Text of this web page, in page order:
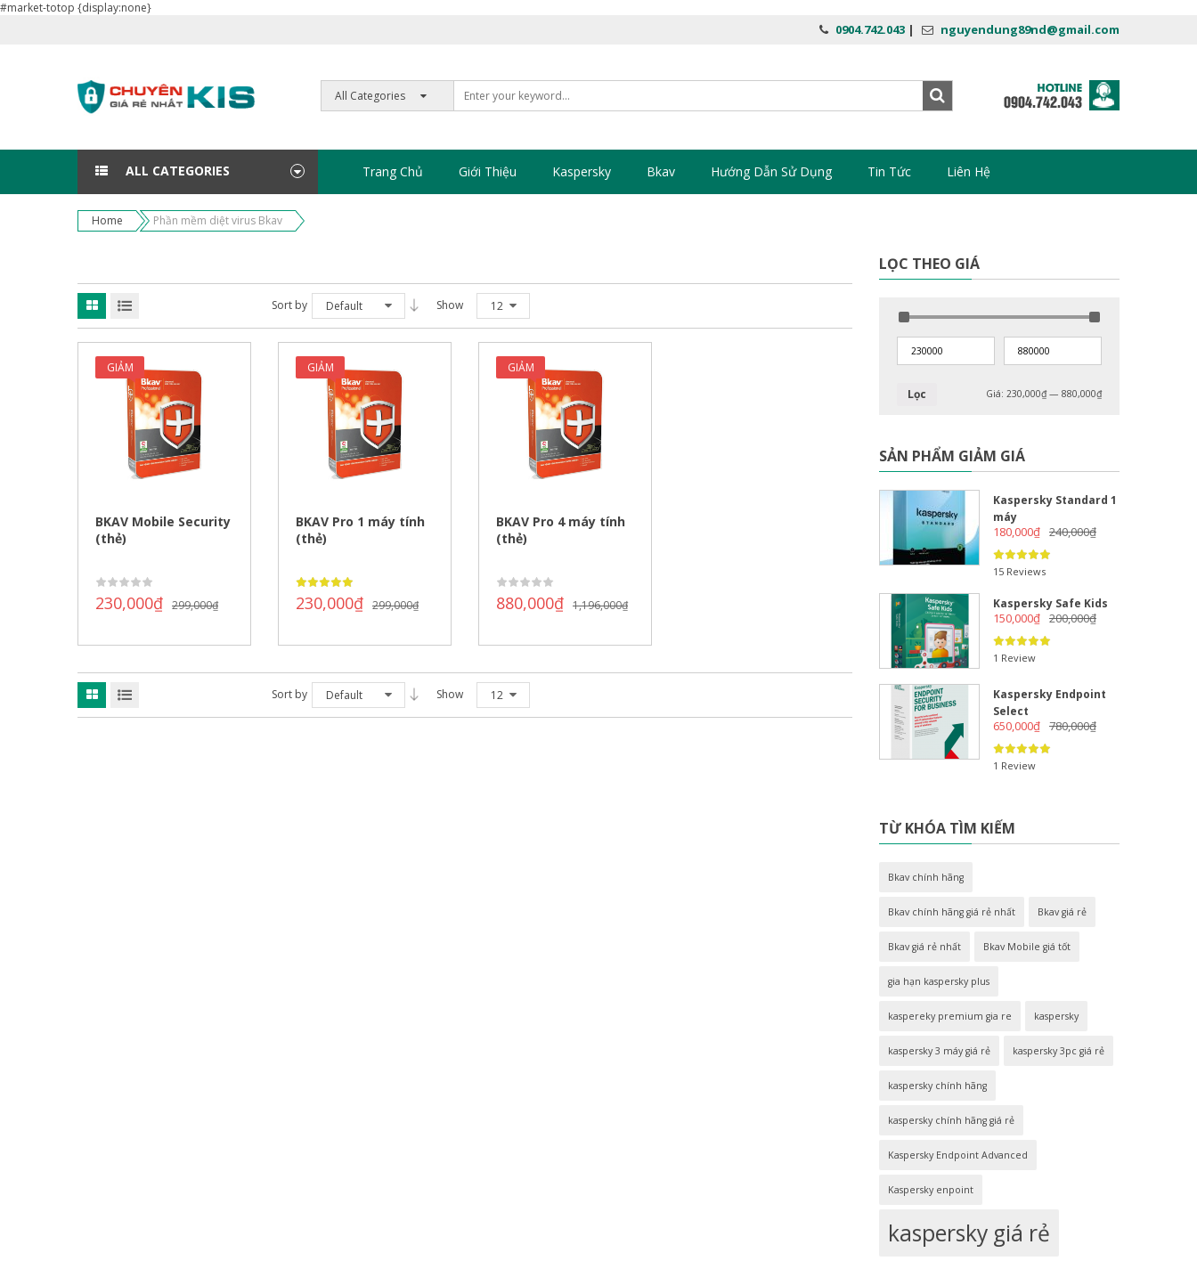
#market-totop {display:none}
0904.742.043 | nguyendung89nd@gmail.com
ALL CATEGORIES Trang Chủ Giới Thiệu Kaspersky Bkav Hướng Dẫn Sử Dụng Tin Tức Liên Hệ
Home Phần mềm diệt virus Bkav
Sort by Default Show 12
GIẢM
GIÁ!
BKAV Mobile Security
(thẻ)
299,000₫
230,000₫
GIẢM
GIÁ!
BKAV Pro 1 máy tính
(thẻ)
299,000₫
230,000₫
GIẢM
GIÁ!
BKAV Pro 4 máy tính
(thẻ)
1,196,000₫
880,000₫
Sort by Default Show 12
LỌC THEO GIÁ
Lọc Giá: 230,000₫— 880,000₫
SẢN PHẨM GIẢM GIÁ
Kaspersky Standard 1
máy
240,000₫
180,000₫
15 Reviews
Kaspersky Safe Kids
200,000₫
150,000₫
1 Review
Kaspersky Endpoint
Select
780,000₫
650,000₫
1 Review
TỪ KHÓA TÌM KIẾM
Bkav chính hãng
Bkav chính hãng giá rẻ nhất Bkav giá rẻ
Bkav giá rẻ nhất Bkav Mobile giá tốt
gia hạn kaspersky plus
kaspereky premium gia re kaspersky
kaspersky 3 máy giá rẻ kaspersky 3pc giá rẻ
kaspersky chính hãng
kaspersky chính hãng giá rẻ
Kaspersky Endpoint Advanced
Kaspersky enpoint
kaspersky giá rẻ